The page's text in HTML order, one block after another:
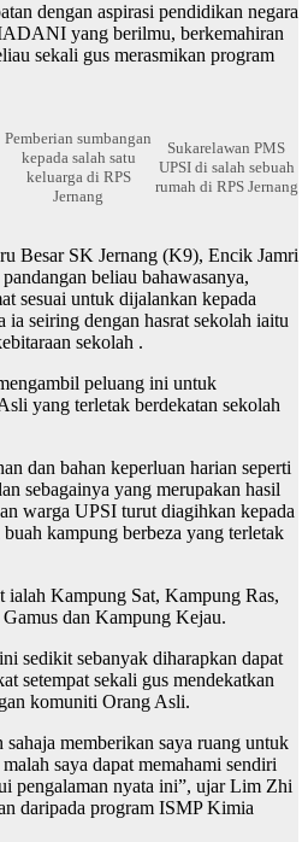
dengan aspirasi pendidikan negara
yang berilmu, berkemahiran
sekali gus merasmikan program
Pemberian sumbangan
kepada salah satu
keluarga di RPS
Jernang
Sukarelawan PMS
UPSI di salah sebuah
rumah di RPS Jernang
Besar SK Jernang (K9), Encik Jamri
beliau bahawasanya,
sesuai untuk dijalankan kepada
ia seiring dengan hasrat sekolah iaitu
sekolah .
peluang ini untuk
yang terletak berdekatan sekolah
dan bahan keperluan harian seperti
sebagainya yang merupakan hasil
warga UPSI turut diagihkan kepada
kampung berbeza yang terletak
Kampung Sat, Kampung Ras,
dan Kampung Kejau.
sedikit sebanyak diharapkan dapat
setempat sekali gus mendekatkan
komuniti Orang Asli.
memberikan saya ruang untuk
saya dapat memahami sendiri
pengalaman nyata ini”, ujar Lim Zhi
daripada program ISMP Kimia